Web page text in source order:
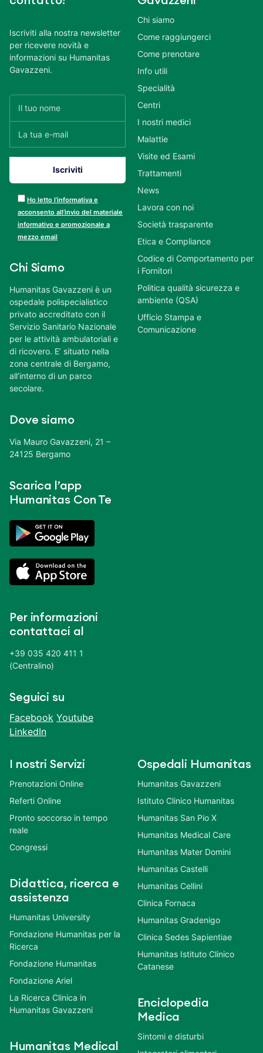
Iscriviti alla nostra newsletter
per ricevere novità e
informazioni su Humanitas
Gavazzeni.
Ho letto l’informativa e
acconsento all’invio del materiale
informativo e promozionale a
mezzo email
Chi Siamo
Humanitas Gavazzeni è un
ospedale polispecialistico
privato accreditato con il
Servizio Sanitario Nazionale
per le attività ambulatoriali e
di ricovero. E’ situato nella
zona centrale di Bergamo,
all’interno di un parco
secolare.
Dove siamo
Via Mauro Gavazzeni, 21 –
24125 Bergamo
Scarica l’app
Humanitas Con Te
Per informazioni
contattaci al
+39 035 420 411 1
(Centralino)
Seguici su
Facebook Youtube
LinkedIn
Chi siamo
Come raggiungerci
Come prenotare
Info utili
Specialità
Centri
I nostri medici
Malattie
Visite ed Esami
Trattamenti
News
Lavora con noi
Società trasparente
Etica e Compliance
Codice di Comportamento per
i Fornitori
Politica qualità sicurezza e
ambiente (QSA)
Ufficio Stampa e
Comunicazione
I nostri Servizi
Prenotazioni Online
Referti Online
Pronto soccorso in tempo
reale
Congressi
Didattica, ricerca e
assistenza
Humanitas University
Fondazione Humanitas per la
Ricerca
Fondazione Humanitas
Fondazione Ariel
La Ricerca Clinica in
Humanitas Gavazzeni
Humanitas Medical
Ospedali Humanitas
Humanitas Gavazzeni
Istituto Clinico Humanitas
Humanitas San Pio X
Humanitas Medical Care
Humanitas Mater Domini
Humanitas Castelli
Humanitas Cellini
Clinica Fornaca
Humanitas Gradenigo
Clinica Sedes Sapientiae
Humanitas Istituto Clinico
Catanese
Enciclopedia
Medica
Sintomi e disturbi